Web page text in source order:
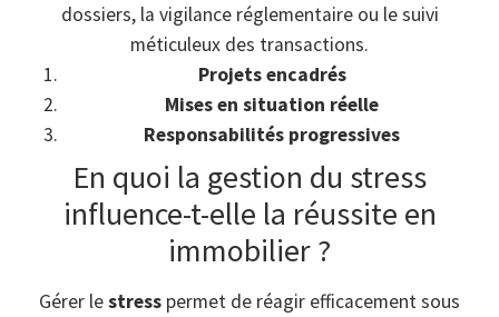
dossiers, la vigilance réglementaire ou le suivi
méticuleux des transactions.
Projets encadrés
Mises en situation réelle
Responsabilités progressives
En quoi la gestion du stress
influence-t-elle la réussite en
immobilier ?
Gérer lestress permet de réagir efficacement sous